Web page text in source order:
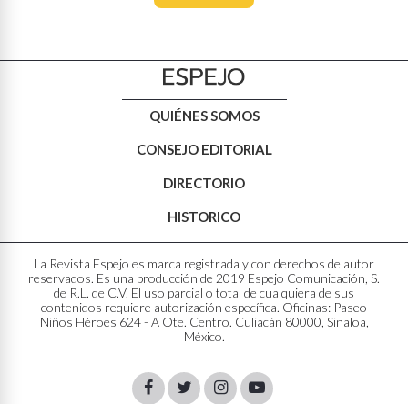
QUIÉNES SOMOS
CONSEJO EDITORIAL
DIRECTORIO
HISTORICO
La Revista Espejo es marca registrada y con derechos de autor
reservados. Es una producción de 2019 Espejo Comunicación, S.
de R.L. de C.V. El uso parcial o total de cualquiera de sus
contenidos requiere autorización específica. Oficinas: Paseo
Niños Héroes 624 - A Ote. Centro. Culiacán 80000, Sinaloa,
México.
FacebookTwitterInstagram
Youtube